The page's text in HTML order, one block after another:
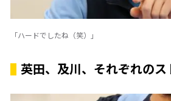
「ハードでしたね（笑）」
英田、及川、それぞれの